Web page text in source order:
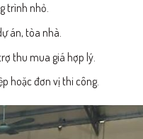
trình nhỏ.
án, tòa nhà.
thu mua giá hợp lý.
hoặc đơn vị thi công.